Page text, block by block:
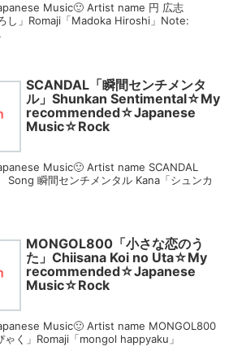
Music🙂 Artist name 円 広志
し」Romaji「Madoka Hiroshi」Note:
SCANDAL「瞬間センチメンタ
ル」Shunkan Sentimental☆My
recommended☆Japanese
Music☆Rock
Music🙂 Artist name SCANDAL
Song 瞬間センチメンタル Kana「シュンカ
MONGOL800「小さな恋のう
た」Chiisana Koi no Uta☆My
recommended☆Japanese
Music☆Rock
Music🙂 Artist name MONGOL800
ゃく」Romaji「mongol happyaku」